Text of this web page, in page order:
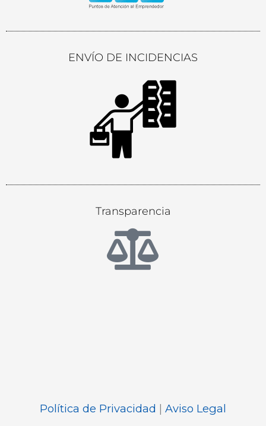
ENVÍO DE INCIDENCIAS
Transparencia
Política de Privacidad | Aviso Legal